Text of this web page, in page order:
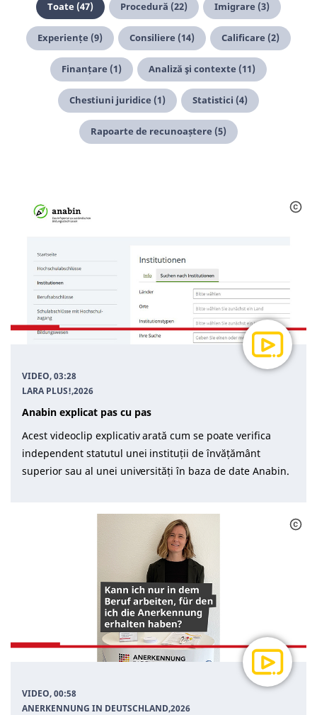
Toate (47) Procedură (22) Imigrare (3)
Experiențe (9) Consiliere (14) Calificare (2)
Finanțare (1) Analiză şi contexte (11)
Chestiuni juridice (1) Statistici (4)
Rapoarte de recunoaștere (5)
VIDEO, 03:28
LARA PLUS!,2026
Anabin explicat pas cu pas
Acest videoclip explicativ arată cum se poate verifica
independent statutul unei instituții de învățământ
superior sau al unei universități în baza de date Anabin.
VIDEO, 00:58
ANERKENNUNG IN DEUTSCHLAND,2026